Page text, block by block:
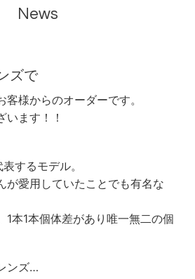
News
ズで
様からのオーダーです。
います！！
するモデル。
が愛用していたことでも有名な
1本1本個体差があり唯一無二の個
ンズ…